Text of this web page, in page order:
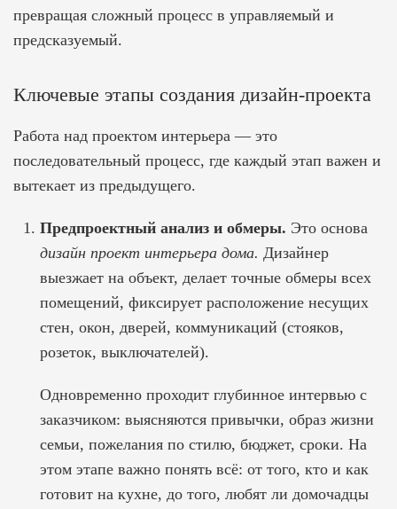
превращая сложный процесс в управляемый и
предсказуемый.
Ключевые этапы создания дизайн-проекта
Работа над проектом интерьера — это
последовательный процесс, где каждый этап важен и
вытекает из предыдущего.
Предпроектный анализ и обмеры. Это основа
дизайн проект интерьера дома. Дизайнер
выезжает на объект, делает точные обмеры всех
помещений, фиксирует расположение несущих
стен, окон, дверей, коммуникаций (стояков,
розеток, выключателей).
Одновременно проходит глубинное интервью с
заказчиком: выясняются привычки, образ жизни
семьи, пожелания по стилю, бюджет, сроки. На
этом этапе важно понять всё: от того, кто и как
готовит на кухне, до того, любят ли домочадцы